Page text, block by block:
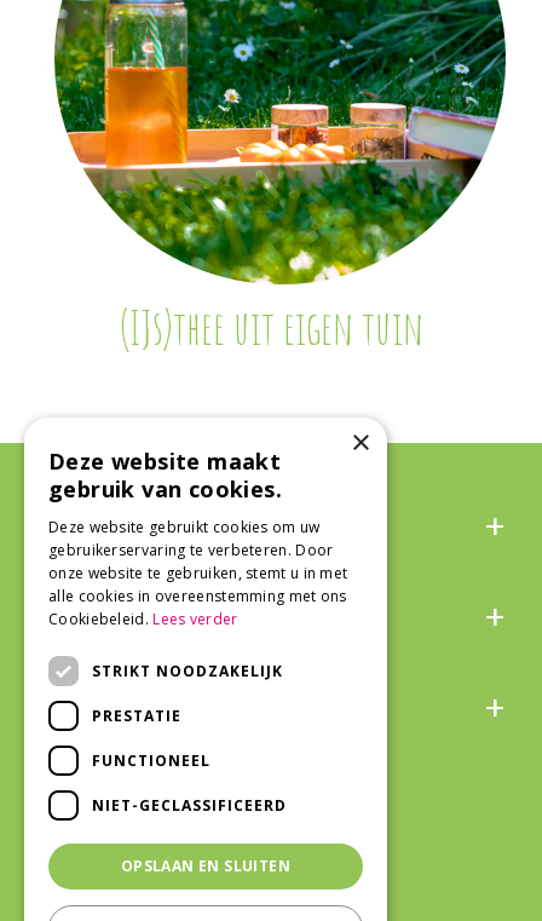
(IJs)thee uit eigen tuin
Algemeen
Over ons
Snel naar
Veilig winkelen
×
Deze website maakt
gebruik van cookies.
Deze website gebruikt cookies om uw
gebruikerservaring te verbeteren. Door
onze website te gebruiken, stemt u in met
alle cookies in overeenstemming met ons
Cookiebeleid.Lees verder
STRIKT NOODZAKELIJK
PRESTATIE
FUNCTIONEEL
NIET-GECLASSIFICEERD
OPSLAAN EN SLUITEN